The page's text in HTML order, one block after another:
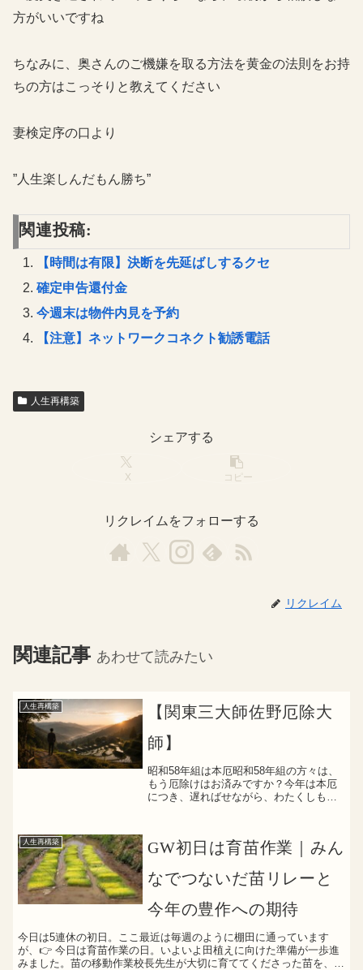
方がいいですね
ちなみに、奥さんのご機嫌を取る方法を黄金の法則をお持
ちの方はこっそりと教えてください
妻検定序の口より
”人生楽しんだもん勝ち”
関連投稿:
【時間は有限】決断を先延ばしするクセ
確定申告還付金
今週末は物件内見を予約
【注意】ネットワークコネクト勧誘電話
人生再構築
シェアする
X コピー
リクレイムをフォローする
リクレイム
関連記事 あわせて読みたい
人生再構築
【関東三大師佐野厄除大
師】
昭和58年組は本厄昭和58年組の方々は、
もう厄除けはお済みですか？今年は本厄
につき、遅ればせながら、わたくしも本
せっかくなので、今回...
人生再構築
GW初日は育苗作業｜みん
なでつないだ苗リレーと
今年の豊作への期待
今日は5連休の初日。ここ最近は毎週のように棚田に通っています
が、👉 今日は育苗作業の日。いよいよ田植えに向けた準備が一歩進
みました。苗の移動作業校長先生が大切に育ててくださった苗を、ハ